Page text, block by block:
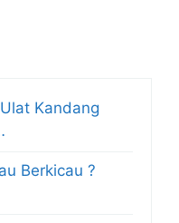
Kandang
Berkicau ?